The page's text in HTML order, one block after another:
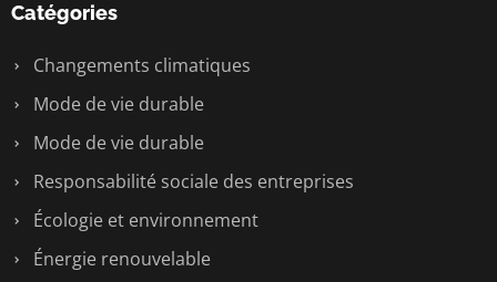
Catégories
Changements climatiques
Mode de vie durable
Mode de vie durable
Responsabilité sociale des entreprises
Écologie et environnement
Énergie renouvelable